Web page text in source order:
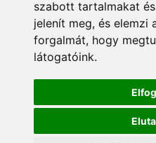
szabott tartalmakat
jelenít meg, és elemzi
forgalmát, hogy
látogatóink.